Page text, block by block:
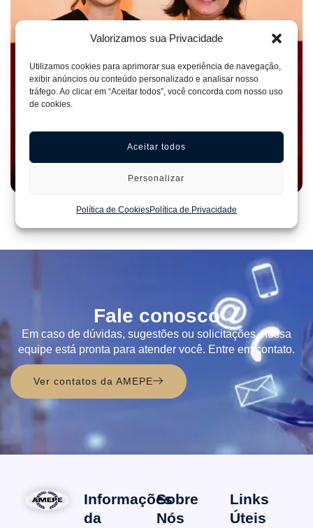
Valorizamos sua Privacidade
Utilizamos cookies para aprimorar sua experiência de navegação,
exibir anúncios ou conteúdo personalizado e analisar nosso
tráfego. Ao clicar em “Aceitar todos”, você concorda com nosso uso
de cookies.
Aceitar todos
Personalizar
Política de CookiesPolítica de Privacidade
5 de agosto de 2026
AMEPE dá as boas-vindas à juíza Raísa
Tavares Pessoa Nicolau Ribeiro
A AMEPE dá as boas-vindas à juíza Raísa Tavares
Pessoa Nicolau Ribeiro, que tomou posse nesta terça-
feira (4) e passa a integrar a magistratura
pernambucana após permuta com o juiz substituto
no Tribunal de Justiça de Mato Grosso (TJMT)....
Fale conosco
Em caso de dúvidas, sugestões ou solicitações, nossa
equipe está pronta para atender você. Entre em contato.
Ver contatos da AMEPE
Informações
da
Sobre
Nós
Links
Úteis